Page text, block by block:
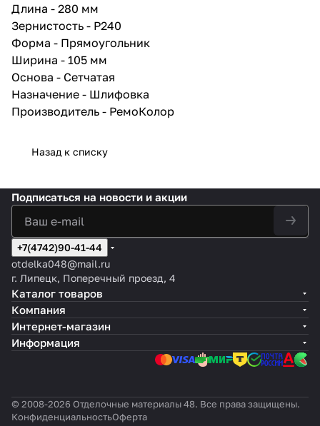
и матовки следующих
материалов:
металла,
пластика,
дерева,
цветных металлов.
Сменные абразивные сетки
чаще всего используются для
ручной шлифовки с помощью
абразивные удобны по той
сетку, а не забивается в
абразиве.
Абразивное полотно находится
поэтому срок службы сетки
весьма долог. Каждая сетка
шлифовальная абразивная
имеет определенный номер,
который означает фракцию
абразивного материала, чем
больше число, тем меньше
абразивные частицы, которые
нанесены на сетку.
Длина - 280 мм
Зернистость - Р240
Форма - Прямоугольник
Ширина - 105 мм
Основа - Сетчатая
Назначение - Шлифовка
Производитель - РемоКолор
Назад к списку
Подписаться на новости и акции
+7(4742)90-41-44
otdelka048@mail.ru
г. Липецк, Поперечный проезд, 4
Каталог товаров
Компания
Интернет-магазин
Информация
© 2008-2026 Отделочные материалы 48. Все права защищены.
КонфиденциальностьОферта